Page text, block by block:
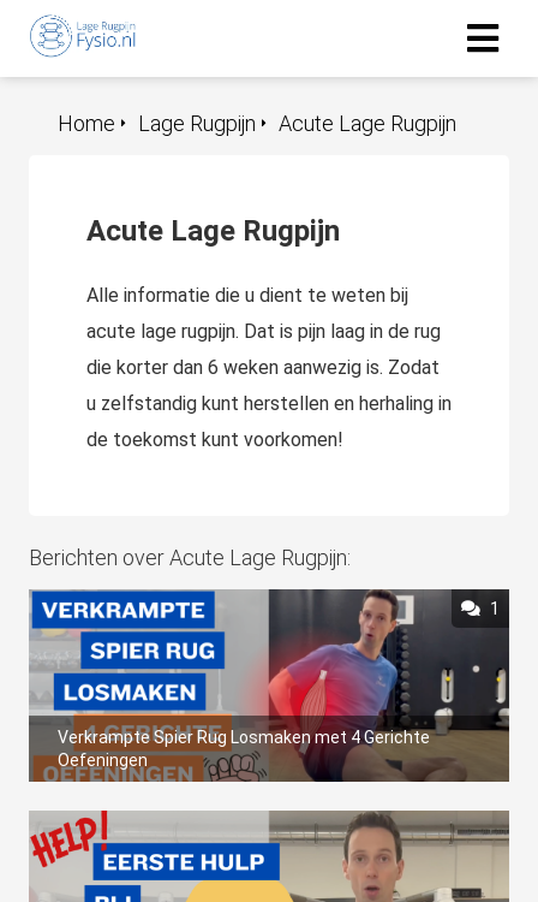
Acute Lage Rugpijn
Lage Rugpijn
Home
Acute Lage Rugpijn
Alle informatie die u dient te weten bij
acute lage rugpijn. Dat is pijn laag in de rug
die korter dan 6 weken aanwezig is. Zodat
u zelfstandig kunt herstellen en herhaling in
de toekomst kunt voorkomen!
Berichten over Acute Lage Rugpijn:
1
Verkrampte Spier Rug Losmaken met 4 Gerichte
Oefeningen